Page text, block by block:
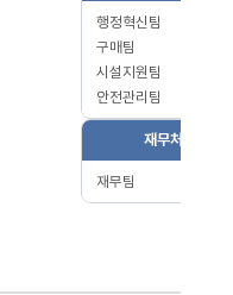
행정혁신팀
구매팀
시설지원팀
안전관리팀
재무처
재무팀